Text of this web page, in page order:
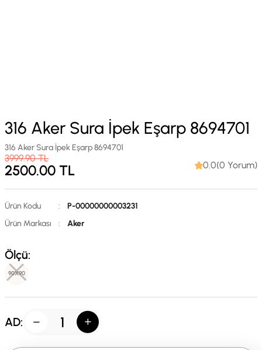
316 Aker Sura İpek Eşarp 8694701
316 Aker Sura İpek Eşarp 8694701
3999.90TL
2500.00 TL 0.0(0 Yorum)
Ürün Kodu :
P-00000000003231
Ürün Markası
: Aker
Ölçü:
90X90
AD: